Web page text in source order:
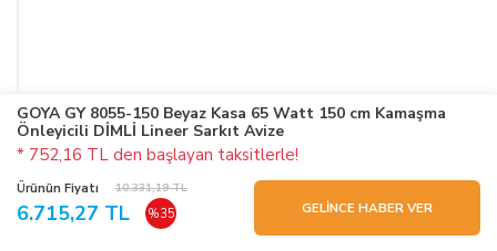
GOYA GY 8055-150 Beyaz Kasa 65 Watt 150 cm Kamaşma
Önleyicili DİMLİ Lineer Sarkıt Avize
* 752,16 TL den başlayan taksitlerle!
Ürünün Fiyatı 10.331,19 TL
6.715,27 TL %35 GELİNCE HABER VER